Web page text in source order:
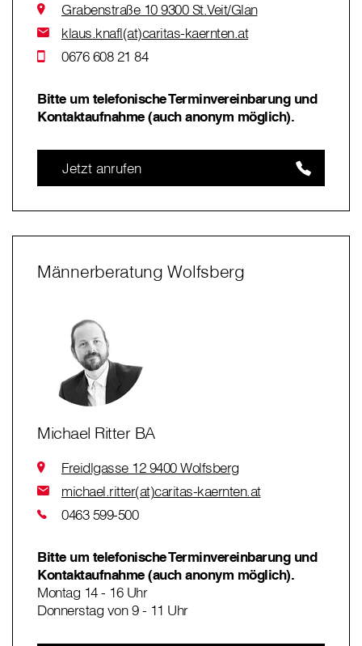
Grabenstraße 10 9300 St.Veit/Glan
klaus.knafl(at)caritas-kaernten.at
0676 608 21 84
Bitte um telefonische Terminvereinbarung und
Kontaktaufnahme (auch anonym möglich).
Jetzt anrufen
Männerberatung Wolfsberg
Michael Ritter BA
Freidlgasse 12 9400 Wolfsberg
michael.ritter(at)caritas-kaernten.at
0463 599-500
Bitte um telefonische Terminvereinbarung und
Kontaktaufnahme (auch anonym möglich).
Montag 14 - 16 Uhr
Donnerstag von 9 - 11 Uhr